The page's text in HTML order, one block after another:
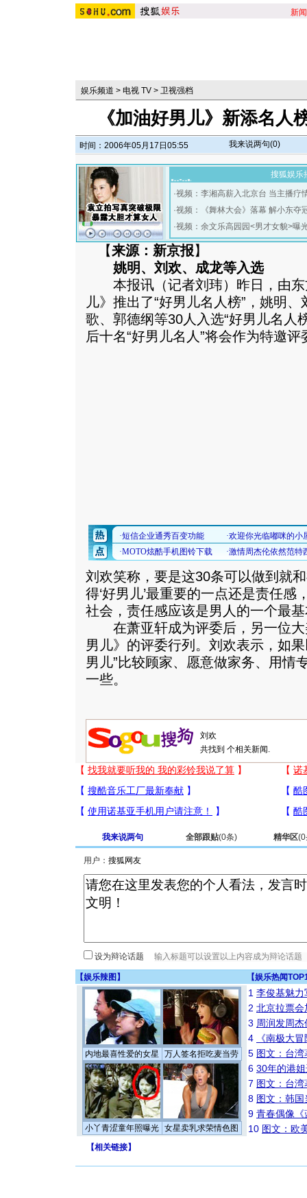
新闻
娱乐频道 > 电视 TV > 卫视强档
《加油好男儿》新添名人
时间：2006年05月17日05:55 我来说两句(0)
搜狐娱乐
·视频：李湘高薪入北京台 当主播疗
·视频：《舞林大会》落幕 解小东夺
·视频：余文乐高园园<男才女貌>曝
【来源：新京报】
姚明、刘欢、成龙等入选
本报讯（记者刘玮）昨日，由东
儿》推出了“好男儿名人榜”，姚明
歌、郭德纲等30人入选“好男儿名人
后十名“好男儿名人”将会作为特邀
刘欢笑称，要是这30条可以做到就
得‘好男儿’最重要的一点还是责任
社会，责任感应该是男人的一个最
在萧亚轩成为评委后，另一位大
男儿》的评委行列。刘欢表示，如
男儿”比较顾家、愿意做家务、用情
一些。
共找到 个相关新闻.
我来说两句 全部跟贴(0条) 精华区(0
用户：
设为辩论话题
【娱乐辣图 】 【娱乐热闻
内地最喜性爱的女星 万人签名拒吃麦当劳
小丫青涩童年照曝光 女星卖乳求荣情色图
1 李俊基魅力
2 北京拉票
3 周润发周
4
《南极大
5 图文：台
6 30年的港
7 图文：台
8 图文：韩
9 青春偶像《
10 图文：欧
【相关链接】